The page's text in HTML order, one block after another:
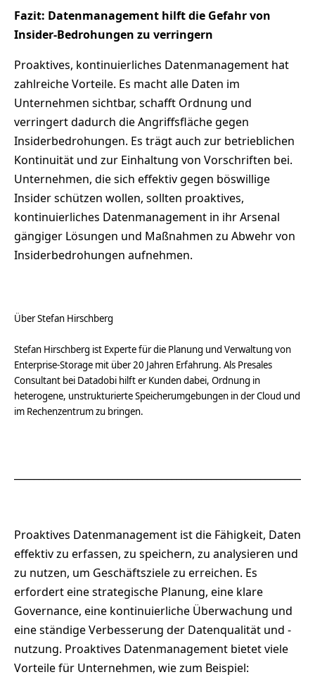
Fazit: Datenmanagement hilft die Gefahr von
Insider-Bedrohungen zu verringern
Proaktives, kontinuierliches Datenmanagement hat
zahlreiche Vorteile. Es macht alle Daten im
Unternehmen sichtbar, schafft Ordnung und
verringert dadurch die Angriffsfläche gegen
Insiderbedrohungen. Es trägt auch zur betrieblichen
Kontinuität und zur Einhaltung von Vorschriften bei.
Unternehmen, die sich effektiv gegen böswillige
Insider schützen wollen, sollten proaktives,
kontinuierliches Datenmanagement in ihr Arsenal
gängiger Lösungen und Maßnahmen zu Abwehr von
Insiderbedrohungen aufnehmen.
Über Stefan Hirschberg
Stefan Hirschberg ist Experte für die Planung und Verwaltung von
Enterprise-Storage mit über 20 Jahren Erfahrung. Als Presales
Consultant bei Datadobi hilft er Kunden dabei, Ordnung in
heterogene, unstrukturierte Speicherumgebungen in der Cloud und
im Rechenzentrum zu bringen.
Proaktives Datenmanagement ist die Fähigkeit, Daten
effektiv zu erfassen, zu speichern, zu analysieren und
zu nutzen, um Geschäftsziele zu erreichen. Es
erfordert eine strategische Planung, eine klare
Governance, eine kontinuierliche Überwachung und
eine ständige Verbesserung der Datenqualität und -
nutzung. Proaktives Datenmanagement bietet viele
Vorteile für Unternehmen, wie zum Beispiel: